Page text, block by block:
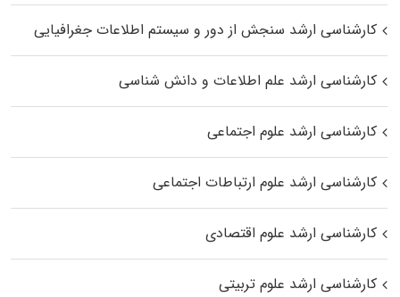
کارشناسی ارشد سنجش از دور و سیستم اطلاعات جغرافیایی
کارشناسی ارشد علم اطلاعات و دانش شناسی
کارشناسی ارشد علوم اجتماعی
کارشناسی ارشد علوم ارتباطات اجتماعی
کارشناسی ارشد علوم اقتصادی
کارشناسی ارشد علوم تربیتی